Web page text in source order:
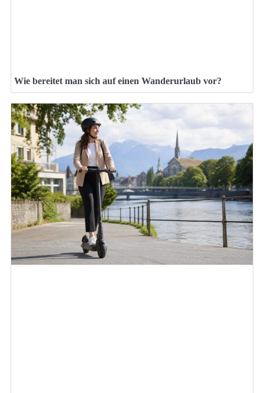
Wie bereitet man sich auf einen Wanderurlaub vor?